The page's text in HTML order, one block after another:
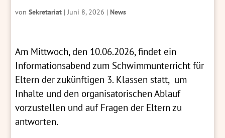
vonSekretariat |Juni 8, 2026 |News
Am Mittwoch, den 10.06.2026, findet ein
Informationsabend zum Schwimmunterricht für
Eltern der zukünftigen 3. Klassen statt, um
Inhalte und den organisatorischen Ablauf
vorzustellen und auf Fragen der Eltern zu
antworten.